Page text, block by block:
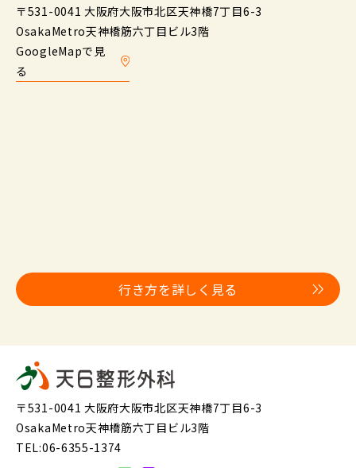
〒531-0041 大阪府大阪市北区天神橋7丁目6-3
OsakaMetro天神橋筋六丁目ビル3階
GoogleMapで見
る
行き方を詳しく見る
〒531-0041 大阪府大阪市北区天神橋7丁目6-3
OsakaMetro天神橋筋六丁目ビル3階
TEL:06-6355-1374